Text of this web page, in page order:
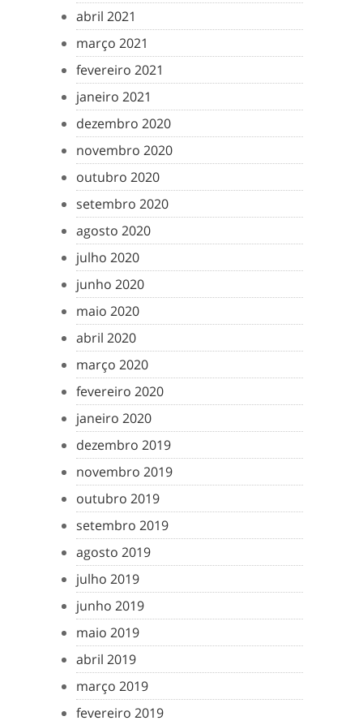
abril 2021
março 2021
fevereiro 2021
janeiro 2021
dezembro 2020
novembro 2020
outubro 2020
setembro 2020
agosto 2020
julho 2020
junho 2020
maio 2020
abril 2020
março 2020
fevereiro 2020
janeiro 2020
dezembro 2019
novembro 2019
outubro 2019
setembro 2019
agosto 2019
julho 2019
junho 2019
maio 2019
abril 2019
março 2019
fevereiro 2019